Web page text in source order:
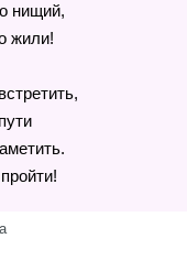
нищий,
жили!